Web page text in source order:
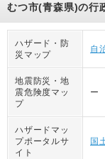
むつ市(青森県)の行
ハザード・防
災マップ
自
地震防災・地
震危険度マッ
プ
ー
ハザードマッ
プポータルサ
イト
国